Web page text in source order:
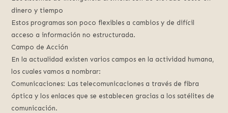
dinero y tiempo
Estos programas son poco flexibles a cambios y de difícil
acceso a información no estructurada.
Campo de Acción
En la actualidad existen varios campos en la actividad humana,
los cuales vamos a nombrar:
Comunicaciones: Las telecomunicaciones a través de fibra
óptica y los enlaces que se establecen gracias a los satélites de
comunicación.